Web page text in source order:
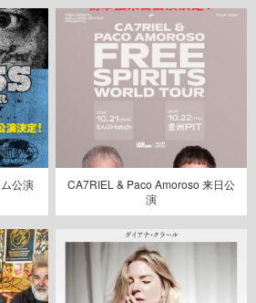
公演
CA7RIEL & Paco Amoroso 来日公
演